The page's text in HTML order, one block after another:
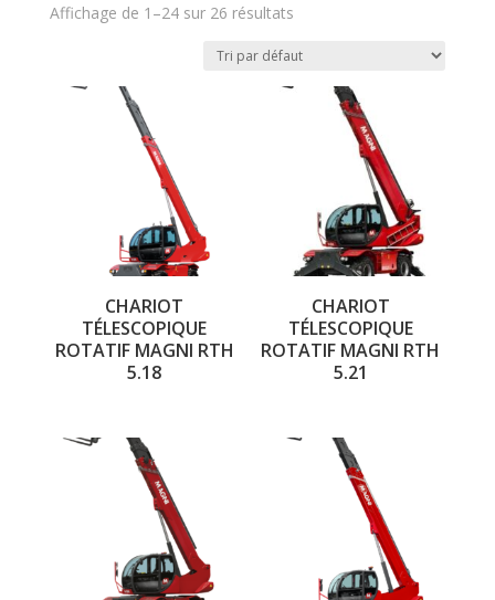
Affichage de 1–24 sur 26 résultats
CHARIOT
TÉLESCOPIQUE
ROTATIF MAGNI RTH
5.18
CHARIOT
TÉLESCOPIQUE
ROTATIF MAGNI RTH
5.21